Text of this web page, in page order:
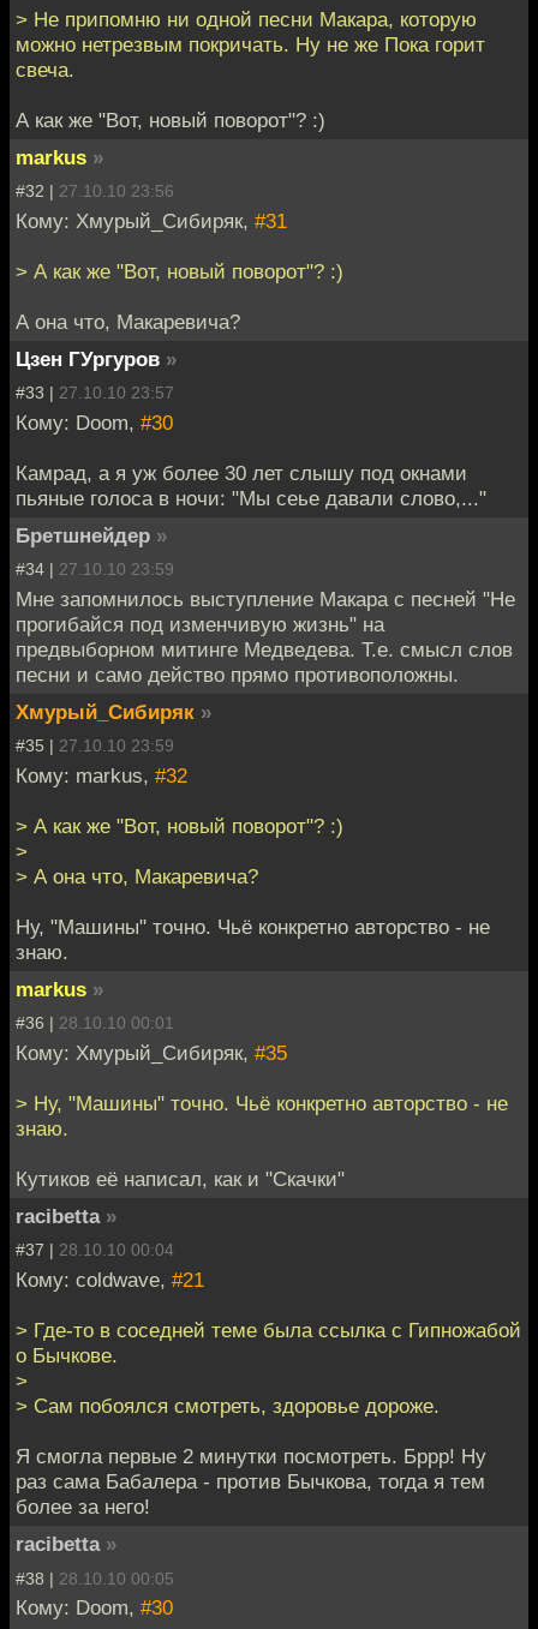
> Не припомню ни одной песни Макара, которую
можно нетрезвым покричать. Ну не же Пока горит
свеча.
А как же "Вот, новый поворот"? :)
markus »
#32 | 27.10.10 23:56
Кому: Хмурый_Сибиряк, #31
> А как же "Вот, новый поворот"? :)
А она что, Макаревича?
Цзен ГУргуров »
#33 | 27.10.10 23:57
Кому: Doom, #30
Камрад, а я уж более 30 лет слышу под окнами
пьяные голоса в ночи: "Мы сеье давали слово,..."
Бретшнейдер »
#34 | 27.10.10 23:59
Мне запомнилось выступление Макара с песней "Не
прогибайся под изменчивую жизнь" на
предвыборном митинге Медведева. Т.е. смысл слов
песни и само действо прямо противоположны.
Хмурый_Сибиряк »
#35 | 27.10.10 23:59
Кому: markus, #32
> А как же "Вот, новый поворот"? :)
>
> А она что, Макаревича?
Ну, "Машины" точно. Чьё конкретно авторство - не
знаю.
markus »
#36 | 28.10.10 00:01
Кому: Хмурый_Сибиряк, #35
> Ну, "Машины" точно. Чьё конкретно авторство - не
знаю.
Кутиков её написал, как и "Скачки"
racibetta »
#37 | 28.10.10 00:04
Кому: coldwave, #21
> Где-то в соседней теме была ссылка с Гипножабой
о Бычкове.
>
> Сам побоялся смотреть, здоровье дороже.
Я смогла первые 2 минутки посмотреть. Бррр! Ну
раз сама Бабалера - против Бычкова, тогда я тем
более за него!
racibetta »
#38 | 28.10.10 00:05
Кому: Doom, #30